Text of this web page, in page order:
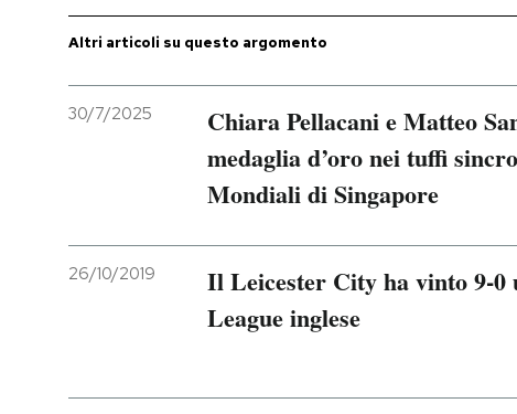
Economia
Altrecose
I MIEI PREFERITI
Altri articoli su questo argomento
30/7/2025
Chiara Pellacani e Matteo
medaglia d’oro nei tuffi
Mondiali di Singapore
26/10/2019
Il Leicester City ha vinto 9-
League inglese